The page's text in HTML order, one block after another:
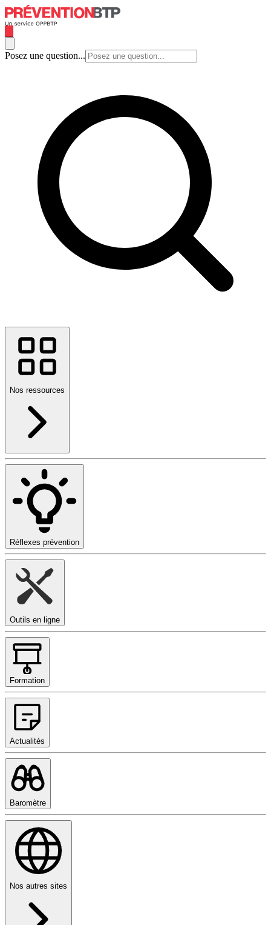
Posez une question...
Nos ressources
Réflexes prévention
Outils en ligne
Formation
Actualités
Baromètre
Nos autres sites